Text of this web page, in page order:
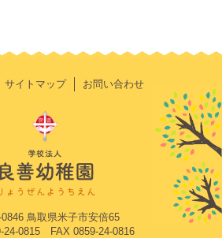
サイトマップ お問い合わせ
0846 鳥取県米子市安倍65
24-0815 FAX 0859-24-0816